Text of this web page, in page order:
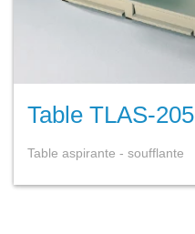
Table TLAS-205
Table aspirante - soufflante